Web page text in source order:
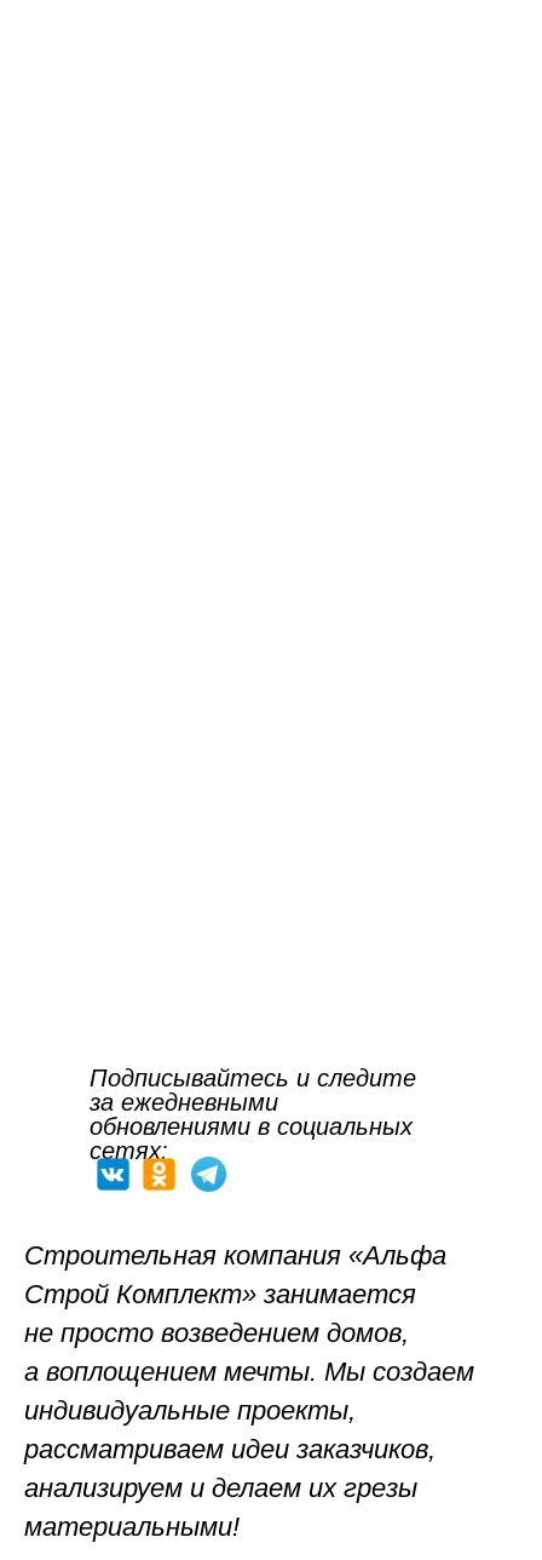
Подписывайтесь и следите
за ежедневными
обновлениями в социальных
сетях:
Строительная компания «Альфа
Строй Комплект» занимается
не просто возведением домов,
а воплощением мечты. Мы создаем
индивидуальные проекты,
рассматриваем идеи заказчиков,
анализируем и делаем их грезы
материальными!